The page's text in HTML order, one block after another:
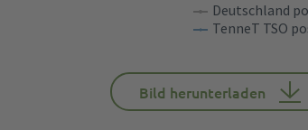
Deutschland
TenneT TSO
Bild herunterladen